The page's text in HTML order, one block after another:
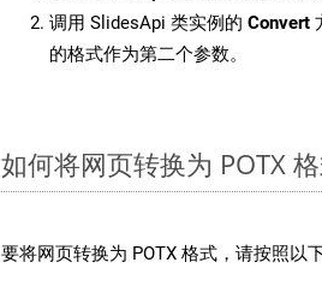
调用 SlidesApi 类实例的 Convert
的格式作为第二个参数。
如何将网页转换为 POTX
要将网页转换为 POTX 格式，请按照以